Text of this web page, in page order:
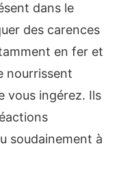
dans le
des carences
en fer et
nourrissent
vous ingérez. Ils
soudainement à